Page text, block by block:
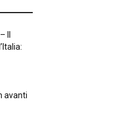
Il
avanti